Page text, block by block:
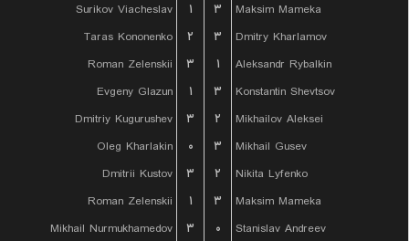
Surikov Viacheslav
۱ ۳
Maksim Mameka
Taras Kononenko
۲ ۳
Dmitry Kharlamov
Roman Zelenskii
۳ ۱
Aleksandr Rybalkin
Evgeny Glazun
۱ ۳
Konstantin Shevtsov
Dmitriy Kugurushev
۳ ۲
Mikhailov Aleksei
Oleg Kharlakin
۰ ۳
Mikhail Gusev
Dmitrii Kustov
۳ ۲
Nikita Lyfenko
Roman Zelenskii
۱ ۳
Maksim Mameka
Mikhail Nurmukhamedov
۳ ۰
Stanislav Andreev